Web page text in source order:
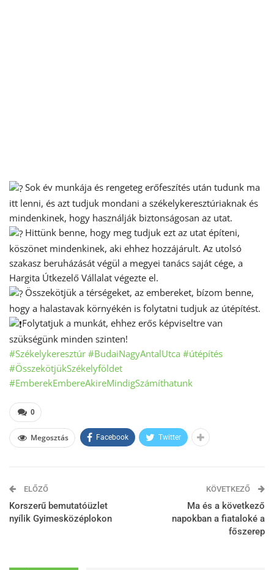
Sok év munkája és rengeteg erőfeszítés után tudunk ma
itt lenni, és azt tudjuk mondani a székelykeresztúriaknak és
mindenkinek, hogy használják biztonságosan az utat.
Hittünk benne, hogy meg tudjuk ezt az utat építeni,
köszönet mindenkinek, aki ehhez hozzájárult. Az utolsó
szakasz beruházását végül a megyei tanács saját cége, a
Hargita Útkezelő Vállalat végezte el.
Összekötjük a térségeket, az embereket, bízom benne,
hogy a halastavak környékén is folytatni tudjuk az útépítést.
Folytatjuk a munkát, ehhez erős képviseltre van
szükségünk minden szinten!
#Székelykeresztúr #BudaiNagyAntalUtca #útépítés
#ÖsszekötjükSzékelyföldet
#EmberekEmbereAkireMindigSzámíthatunk
0
Megosztás Facebook Twitter
ELŐZŐ
Korszerű bemutatóüzlet
nyílik Gyimesközéplokon
KÖVETKEZŐ
Ma és a következő
napokban a fiataloké a
főszerep